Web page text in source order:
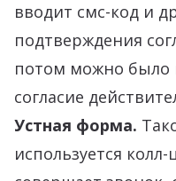
вводит смс-код и
подтверждения
потом можно было
согласие
Устная форма.
используется